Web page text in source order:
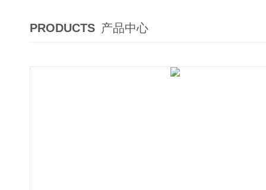
PRODUCTS 产品中心